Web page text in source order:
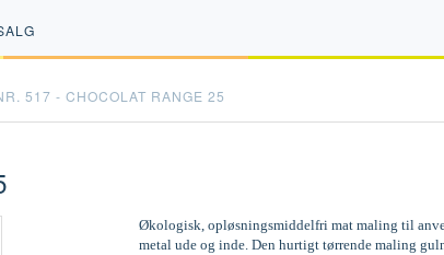
517 - CHOCOLAT RANGE 25
Økologisk, opløsningsmiddelfri mat maling til
metal ude og inde. Den hurtigt tørrende maling